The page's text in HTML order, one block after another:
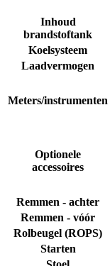
Inhoud
brandstoftank
Koelsysteem
Laadvermogen
Meters/instrumenten
Optionele
accessoires
Remmen - achter
Remmen - vóór
Rolbeugel (ROPS)
Starten